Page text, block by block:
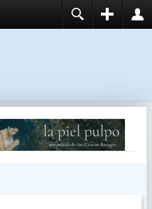
RECUÉRDEME
IDENTIFICARSE